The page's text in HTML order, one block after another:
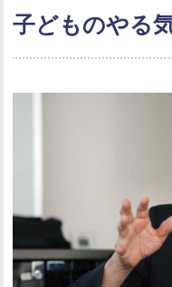
子どものやる